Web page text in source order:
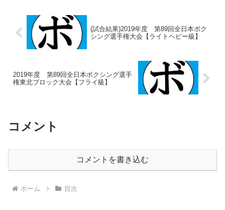
(試合結果)2019年度 第89回全日本ボク
シング選手権大会【ライトヘビー級】
2019年度 第89回全日本ボクシング選手
権東北ブロック大会【フライ級】
コメント
コメントを書き込む
ホーム 目次